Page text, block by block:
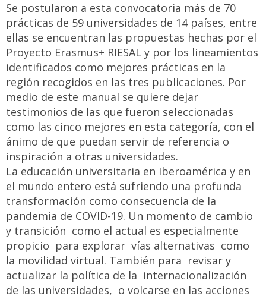
Se postularon a esta convocatoria más de 70
prácticas de 59 universidades de 14 países, entre
ellas se encuentran las propuestas hechas por el
Proyecto Erasmus+ RIESAL y por los lineamientos
identificados como mejores prácticas en la
región recogidos en las tres publicaciones. Por
medio de este manual se quiere dejar
testimonios de las que fueron seleccionadas
como las cinco mejores en esta categoría, con el
ánimo de que puedan servir de referencia o
inspiración a otras universidades.
La educación universitaria en Iberoamérica y en
el mundo entero está sufriendo una profunda
transformación como consecuencia de la
pandemia de COVID-19. Un momento de cambio
y transición como el actual es especialmente
propicio para explorar vías alternativas como
la movilidad virtual. También para revisar y
actualizar la política de la internacionalización
de las universidades, o volcarse en las acciones